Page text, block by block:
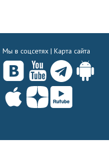
Мы в соцсетях | Карта сайта